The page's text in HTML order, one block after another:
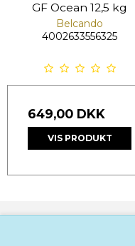
GF Ocean 12,5 kg
Belcando
4002633556325
649,00 DKK
VIS PRODUKT